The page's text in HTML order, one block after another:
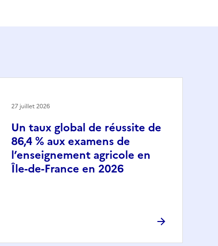
Un taux global de réussite de
86,4 % aux examens de
l’enseignement agricole en
Île-de-France en 2026
27 juillet 2026